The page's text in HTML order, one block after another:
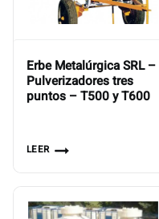
Erbe Metalúrgica SRL –
Pulverizadores tres
puntos – T500 y T600
LEER